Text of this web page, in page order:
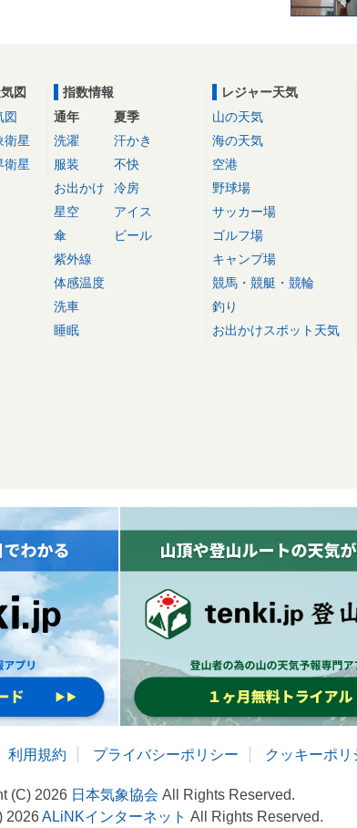
図
図
衛星
衛星
指数情報
通年
洗濯
服装
お出かけ
星空
傘
紫外線
体感温度
洗車
睡眠
夏季
汗かき
不快
冷房
アイス
ビール
レジャー天気
山の天気
海の天気
空港
野球場
サッカー場
ゴルフ場
キャンプ場
競馬・競艇・競輪
釣り
お出かけスポット天気
利用規約 プライバシーポリシー クッキーポリ
(C) 2026 日本気象協会 All Rights Reserved.
2026ALiNKインターネット All Rights Reserved.